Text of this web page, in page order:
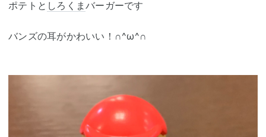
ポテトと しろくま バーガーです
バンズの耳がかわいい！∩^ω^∩